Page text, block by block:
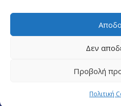
Δεν
Προβολή
Πολιτική
© Copyright pis.gr 2019